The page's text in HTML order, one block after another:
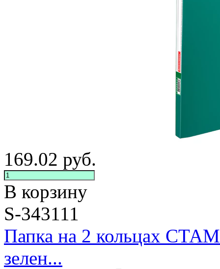
169.02 руб.
В корзину
S-343111
Папка на 2 кольцах
зелен...